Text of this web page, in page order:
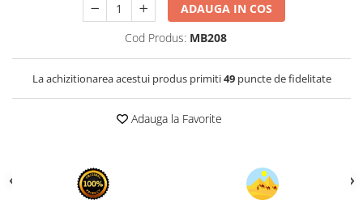
Fariis
Fragrance World
ADAUGA IN COS
Cod Produs: MB208
La achizitionarea acestui produs primiti49puncte de fidelitate
Adauga la Favorite